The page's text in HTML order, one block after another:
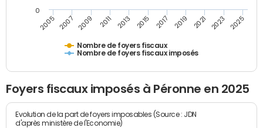
Nombre de foyers fiscaux
Nombre de foyers fiscaux imposés
2005 2007 2009 2011 2013 2015 2017 2019 2021 2023 2025
0
Foyers fiscaux imposés à Péronne en 2025
Evolution de la part de foyers imposables (Source : JDN
d'après ministère de l'Economie)